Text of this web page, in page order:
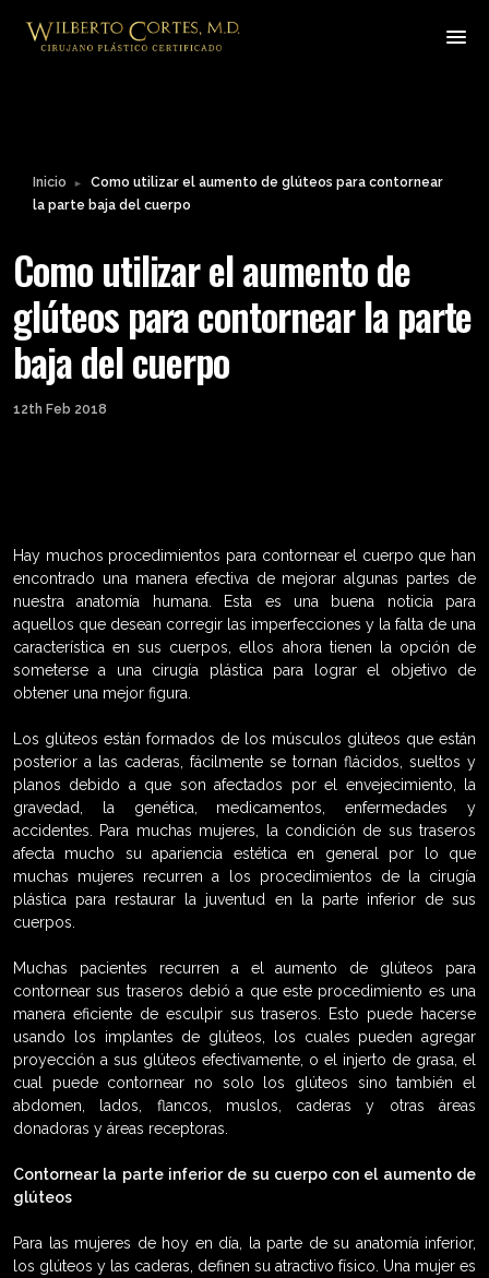
Leyendo: Como utilizar el aumento de
glúteos para contornear la
Inicio ►
Como utilizar el aumento de glúteos para contornear
la parte baja del cuerpo
Como utilizar el aumento de
glúteos para contornear la parte
baja del cuerpo
12th Feb 2018
Hay muchos procedimientos para contornear el cuerpo que han
encontrado una manera efectiva de mejorar algunas partes de
nuestra anatomía humana. Esta es una buena noticia para
aquellos que desean corregir las imperfecciones y la falta de una
característica en sus cuerpos, ellos ahora tienen la opción de
someterse a una cirugía plástica para lograr el objetivo de
obtener una mejor figura.
Los glúteos están formados de los músculos glúteos que están
posterior a las caderas, fácilmente se tornan flácidos, sueltos y
planos debido a que son afectados por el envejecimiento, la
gravedad, la genética, medicamentos, enfermedades y
accidentes. Para muchas mujeres, la condición de sus traseros
afecta mucho su apariencia estética en general por lo que
muchas mujeres recurren a los procedimientos de la cirugía
plástica para restaurar la juventud en la parte inferior de sus
cuerpos.
Muchas pacientes recurren a el aumento de glúteos para
contornear sus traseros debió a que este procedimiento es una
manera eficiente de esculpir sus traseros. Esto puede hacerse
usando los implantes de glúteos, los cuales pueden agregar
proyección a sus glúteos efectivamente, o el injerto de grasa, el
cual puede contornear no solo los glúteos sino también el
abdomen, lados, flancos, muslos, caderas y otras áreas
donadoras y áreas receptoras.
Contornear la parte inferior de su cuerpo con el aumento de
glúteos
Para las mujeres de hoy en día, la parte de su anatomía inferior,
los glúteos y las caderas, definen su atractivo físico. Una mujer es